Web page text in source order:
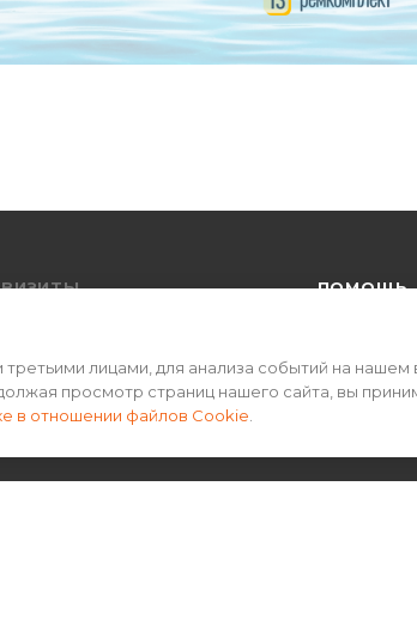
конфиденциальности
ПОМОЩЬ
Условия
Гарантия
лицами, для анализа событий на нашем
просмотр страниц нашего сайта, вы
в отношении файлов Cookie